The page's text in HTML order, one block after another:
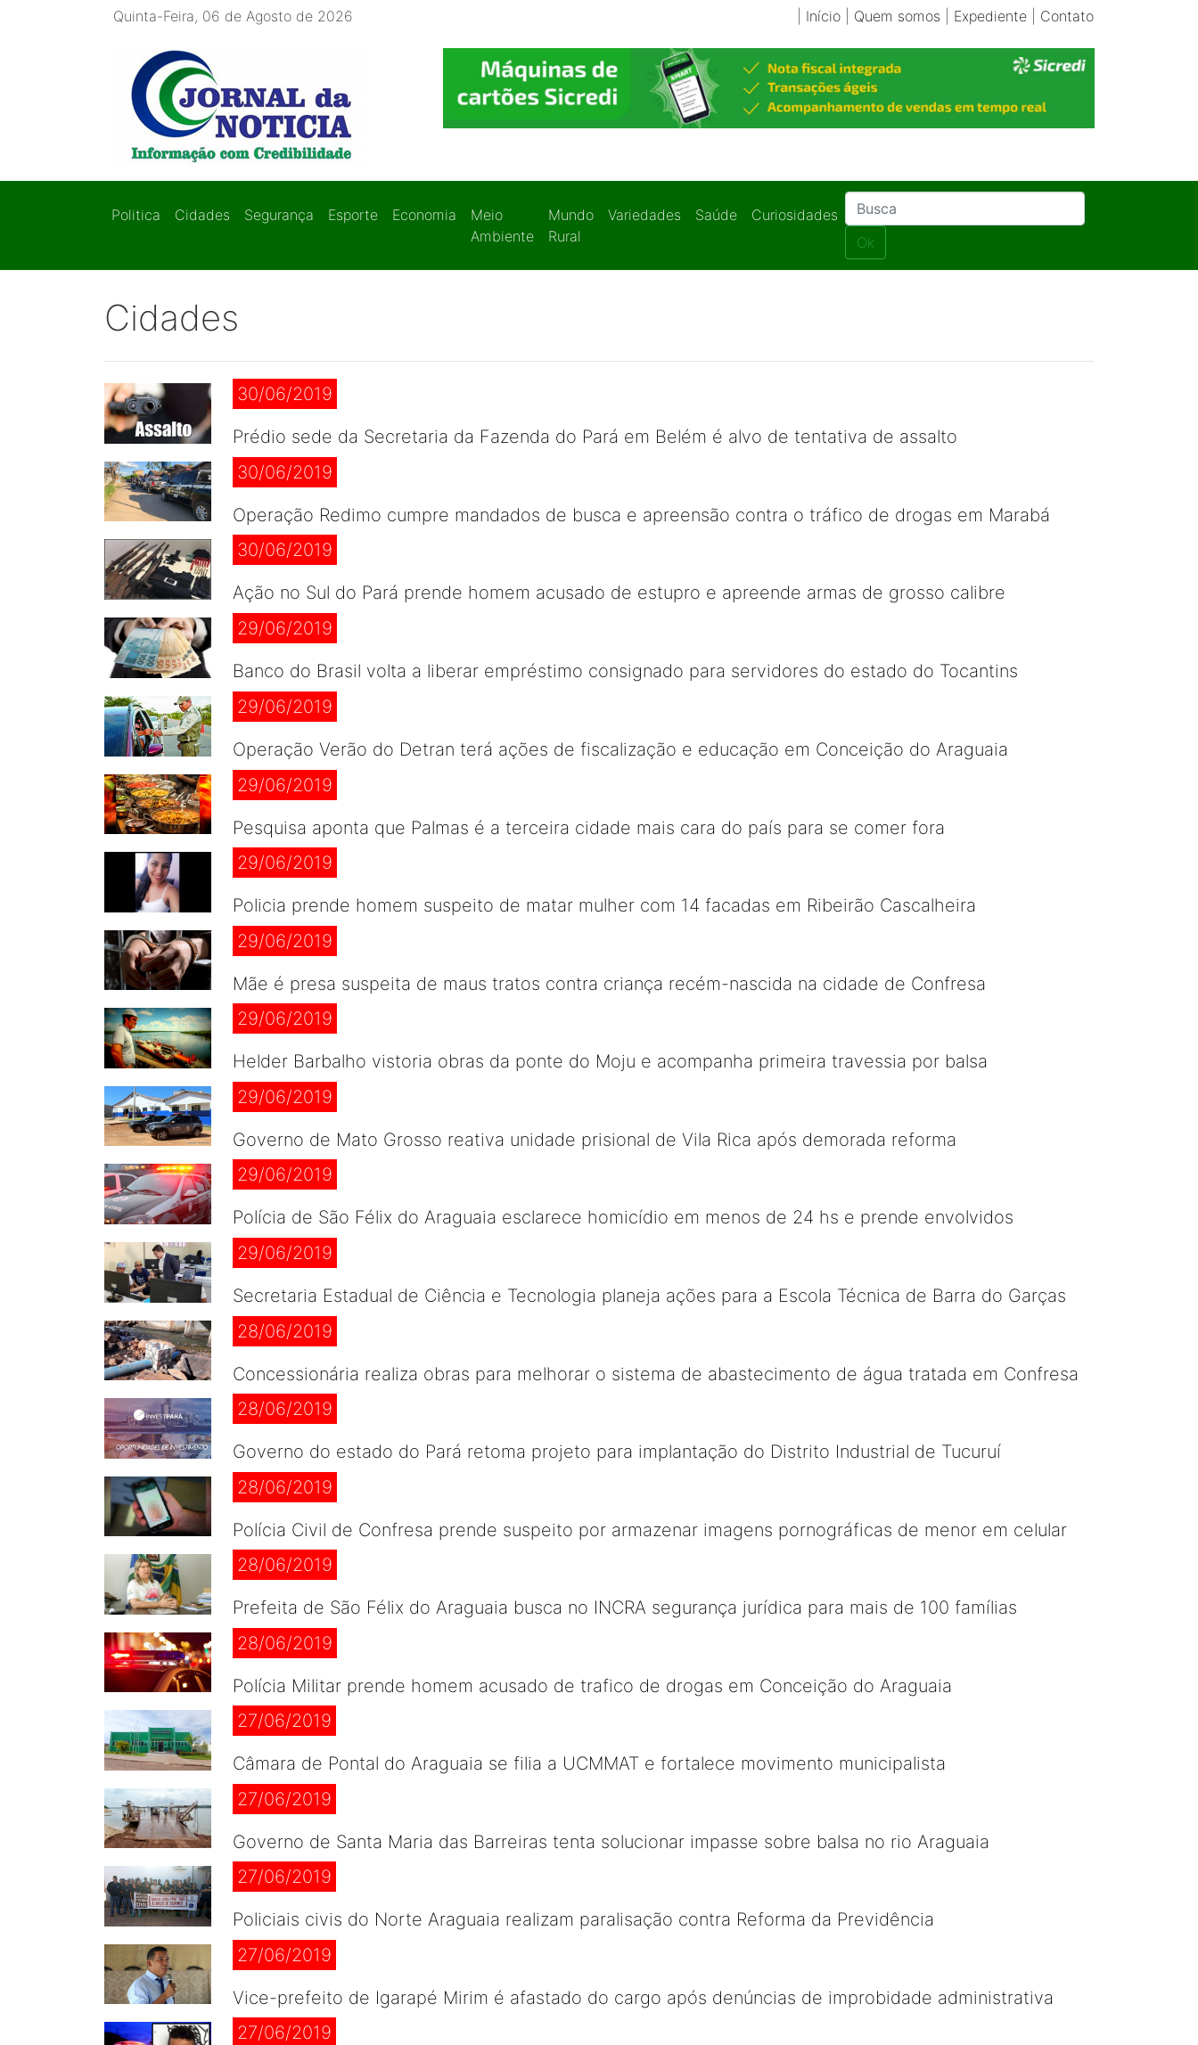
Quinta-Feira, 06 de Agosto de 2026 Início| Quem somos Expediente| Contato
Politica Cidades Segurança Esporte Economia
Meio
Ambiente
Mundo
Rural
Variedades Saúde
Curiosidades
Ok
Cidades
30/06/2019
Prédio sede da Secretaria da Fazenda do Pará em Belém é alvo de tentativa de assalto
30/06/2019
Operação Redimo cumpre mandados de busca e apreensão contra o tráfico de drogas em Marabá
30/06/2019
Ação no Sul do Pará prende homem acusado de estupro e apreende armas de grosso calibre
29/06/2019
Banco do Brasil volta a liberar empréstimo consignado para servidores do estado do Tocantins
29/06/2019
Operação Verão do Detran terá ações de fiscalização e educação em Conceição do Araguaia
29/06/2019
Pesquisa aponta que Palmas é a terceira cidade mais cara do país para se comer fora
29/06/2019
Policia prende homem suspeito de matar mulher com 14 facadas em Ribeirão Cascalheira
29/06/2019
Mãe é presa suspeita de maus tratos contra criança recém-nascida na cidade de Confresa
29/06/2019
Helder Barbalho vistoria obras da ponte do Moju e acompanha primeira travessia por balsa
29/06/2019
Governo de Mato Grosso reativa unidade prisional de Vila Rica após demorada reforma
29/06/2019
Polícia de São Félix do Araguaia esclarece homicídio em menos de 24 hs e prende envolvidos
29/06/2019
Secretaria Estadual de Ciência e Tecnologia planeja ações para a Escola Técnica de Barra do Garças
28/06/2019
Concessionária realiza obras para melhorar o sistema de abastecimento de água tratada em Confresa
28/06/2019
Governo do estado do Pará retoma projeto para implantação do Distrito Industrial de Tucuruí
28/06/2019
Polícia Civil de Confresa prende suspeito por armazenar imagens pornográficas de menor em celular
28/06/2019
Prefeita de São Félix do Araguaia busca no INCRA segurança jurídica para mais de 100 famílias
28/06/2019
Polícia Militar prende homem acusado de trafico de drogas em Conceição do Araguaia
27/06/2019
Câmara de Pontal do Araguaia se filia a UCMMAT e fortalece movimento municipalista
27/06/2019
Governo de Santa Maria das Barreiras tenta solucionar impasse sobre balsa no rio Araguaia
27/06/2019
Policiais civis do Norte Araguaia realizam paralisação contra Reforma da Previdência
27/06/2019
Vice-prefeito de Igarapé Mirim é afastado do cargo após denúncias de improbidade administrativa
27/06/2019